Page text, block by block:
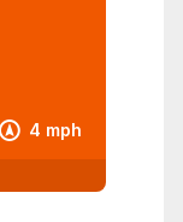
4 mph